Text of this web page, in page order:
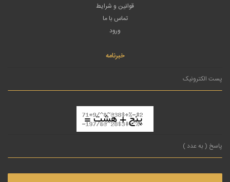
قوانین و شرایط
تماس با ما
ورود
خبرنامه